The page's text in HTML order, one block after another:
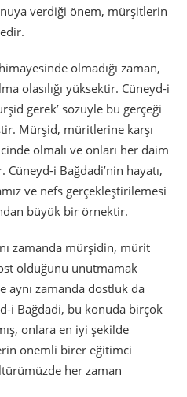
verdiği önem, mürşitlerin
olmadığı zaman,
olasılığı yüksektir. Cüneyd-i
gerek’ sözüyle bu gerçeği
Mürşid, müritlerine karşı
olmalı ve onları her daim
i Bağdadi’nin hayatı,
ve nefs gerçekleştirilemesi
büyük bir örnektir.
zamanda mürşidin, mürit
olduğunu unutmamak
aynı zamanda dostluk da
i Bağdadi, bu konuda birçok
onlara en iyi şekilde
önemli birer eğitimci
her zaman